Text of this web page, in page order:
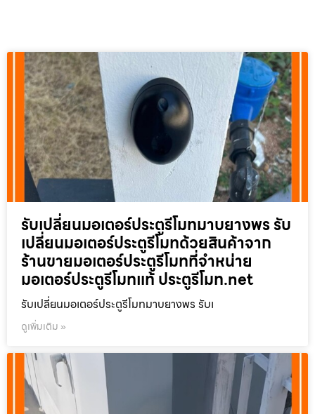
รับเปลี่ยนมอเตอร์ประตูรีโมทมาบยางพร รับ
เปลี่ยนมอเตอร์ประตูรีโมทด้วยสินค้าจาก
ร้านขายมอเตอร์ประตูรีโมทที่จำหน่าย
มอเตอร์ประตูรีโมทแท้ ประตูรีโมท.net
รับเปลี่ยนมอเตอร์ประตูรีโมทมาบยางพร รับเ
ดูเพิ่มเติม »